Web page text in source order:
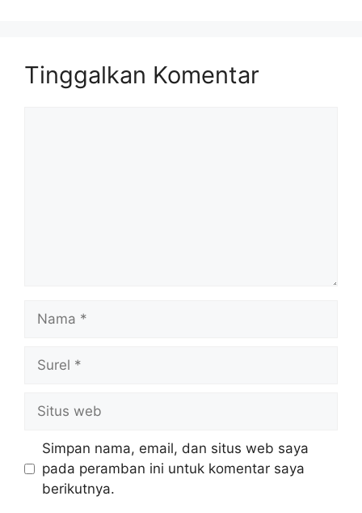
Tinggalkan Komentar
web
Simpan nama, email, dan situs web saya
pada peramban ini untuk komentar saya
berikutnya.